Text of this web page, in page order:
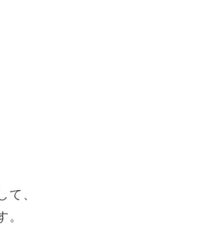
て、
。